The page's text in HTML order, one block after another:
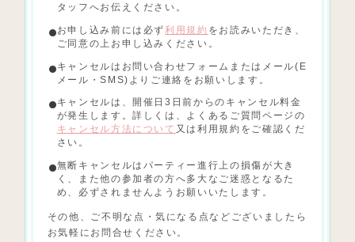
タッフへお伝えください。
お申し込み前には必ず利用規約 をお読みいただき、
ご同意の上お申し込みください。
キャンセルはお問い合わせフォームまたはメール(E
メール・SMS)よりご連絡をお願いします。
キャンセルは、開催日3日前からのキャンセル料金
が発生します。詳しくは、よくあるご質問ページの
キャンセル方法について 又は利用規約をご確認くだ
さい。
無断キャンセルはパーティー進行上の損傷が大き
く、また他の参加者の方へ多大なご迷惑となるた
め、必ずされませんようお願いいたします。
その他、ご不明な点・気になる点などございましたら
お気軽にお問合せください。